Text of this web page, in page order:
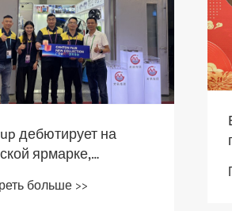
дебютирует на
ярмарке,
прецизионные
порошковой
больше >>